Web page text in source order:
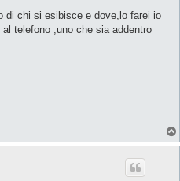
di chi si esibisce e dove,lo farei io
telefono ,uno che sia addentro